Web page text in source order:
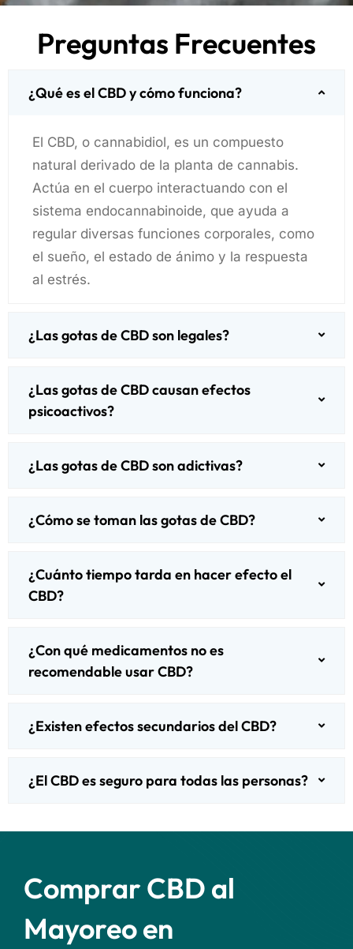
Preguntas Frecuentes
¿Qué es el CBD y cómo funciona?
El CBD, o cannabidiol, es un compuesto
natural derivado de la planta de cannabis.
Actúa en el cuerpo interactuando con el
sistema endocannabinoide, que ayuda a
regular diversas funciones corporales, como
el sueño, el estado de ánimo y la respuesta
al estrés.
¿Las gotas de CBD son legales?
¿Las gotas de CBD causan efectos
psicoactivos?
¿Las gotas de CBD son adictivas?
¿Cómo se toman las gotas de CBD?
¿Cuánto tiempo tarda en hacer efecto el
CBD?
¿Con qué medicamentos no es
recomendable usar CBD?
¿Existen efectos secundarios del CBD?
¿El CBD es seguro para todas las personas?
Comprar CBD al
Mayoreo en